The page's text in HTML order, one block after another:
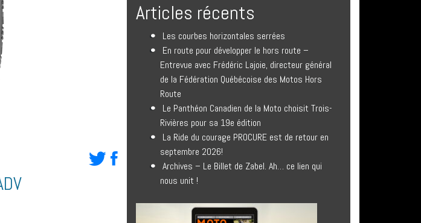
Articles récents
Les courbes horizontales serrées
En route pour développer le hors route –
Entrevue avec Frédéric Lajoie, directeur général
de la Fédération Québécoise des Motos Hors
Route
Le Panthéon Canadien de la Moto choisit Trois-
Rivières pour sa 19e édition
La Ride du courage PROCURE est de retour en
septembre 2026!
Archives – Le Billet de Zabel. Ah… ce lien qui
nous unit !